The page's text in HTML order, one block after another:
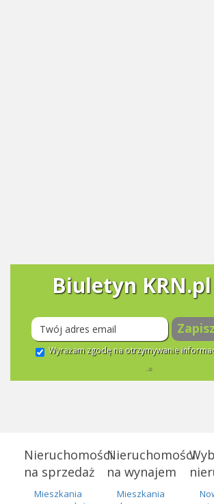
Biuletyn KRN.pl
Wyrażam zgodę na otrzymywanie
Nieruchomości
na sprzedaż
Mieszkania
Nieruchomości
na wynajem
Mieszkania